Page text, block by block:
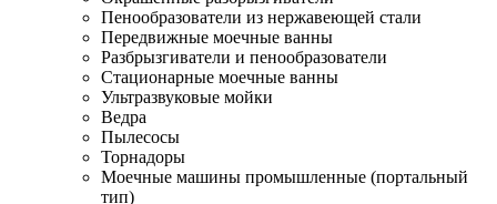
Пенообразователи из нержавеющей стали
Передвижные моечные ванны
Разбрызгиватели и пенообразователи
Стационарные моечные ванны
Ультразвуковые мойки
Ведра
Пылесосы
Торнадоры
Моечные машины промышленные (портальный
тип)